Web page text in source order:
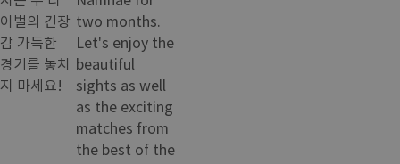
이벌의 긴장
감 가득한
경기를 놓치
지 마세요!
two months.
Let's enjoy the
beautiful
sights as well
as the exciting
matches from
the best of the